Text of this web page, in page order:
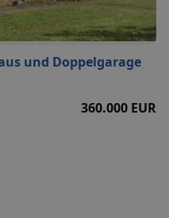
und Doppelgarage
360.000 EUR